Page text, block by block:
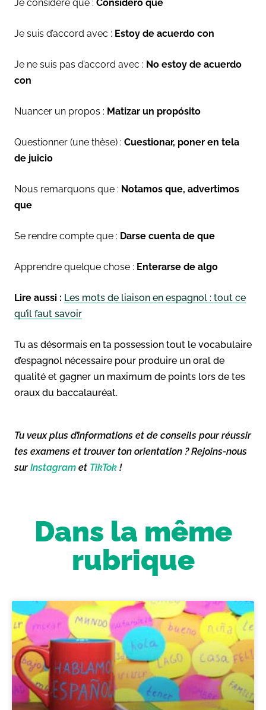
Je considère que : Considero que
Je suis d’accord avec : Estoy de acuerdo con
Je ne suis pas d’accord avec : No estoy de acuerdo
con
Nuancer un propos : Matizar un propósito
Questionner (une thèse) : Cuestionar, poner en tela
de juicio
Nous remarquons que : Notamos que, advertimos
que
Se rendre compte que : Darse cuenta de que
Apprendre quelque chose : Enterarse de algo
Lire aussi : Les mots de liaison en espagnol : tout ce
qu’il faut savoir
Tu as désormais en ta possession tout le vocabulaire
d’espagnol nécessaire pour produire un oral de
qualité et gagner un maximum de points lors de tes
oraux du baccalauréat.
Tu veux plus d’informations et de conseils pour réussir
tes examens et trouver ton orientation ? Rejoins-nous
surInstagram et TikTok !
Dans la même
rubrique